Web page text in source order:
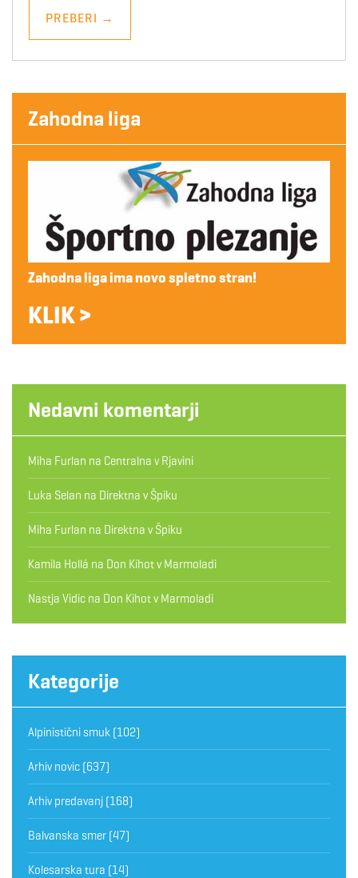
PREBERI →
Zahodna liga
Zahodna liga ima novo spletno stran!
KLIK >
Nedavni komentarji
Miha Furlan na Centralna v Rjavini
Luka Selan na Direktna v Špiku
Miha Furlan na Direktna v Špiku
Kamila Hollá na Don Kihot v Marmoladi
Nastja Vidic na Don Kihot v Marmoladi
Kategorije
Alpinistični smuk (102)
Arhiv novic (637)
Arhiv predavanj (168)
Balvanska smer (47)
Kolesarska tura (14)